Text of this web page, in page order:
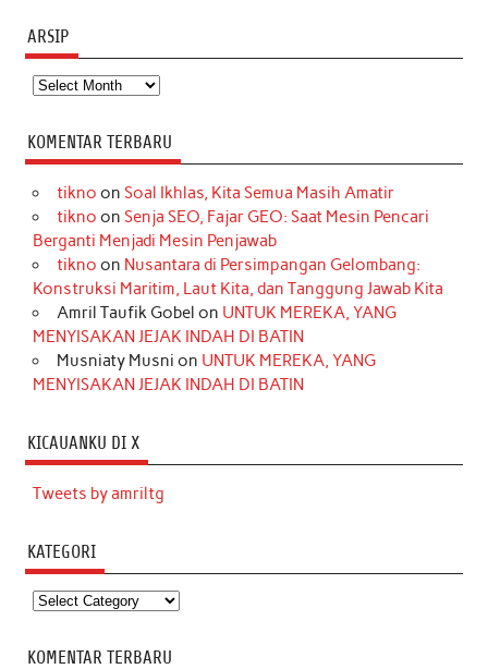
ARSIP
Arsip
KOMENTAR TERBARU
tikno on Soal Ikhlas, Kita Semua Masih Amatir
tikno on Senja SEO, Fajar GEO: Saat Mesin Pencari
Berganti Menjadi Mesin Penjawab
tikno on Nusantara di Persimpangan Gelombang:
Konstruksi Maritim, Laut Kita, dan Tanggung Jawab Kita
Amril Taufik Gobel on UNTUK MEREKA, YANG
MENYISAKAN JEJAK INDAH DI BATIN
Musniaty Musni on UNTUK MEREKA, YANG
MENYISAKAN JEJAK INDAH DI BATIN
KICAUANKU DI X
Tweets by amriltg
KATEGORI
Kategori
KOMENTAR TERBARU